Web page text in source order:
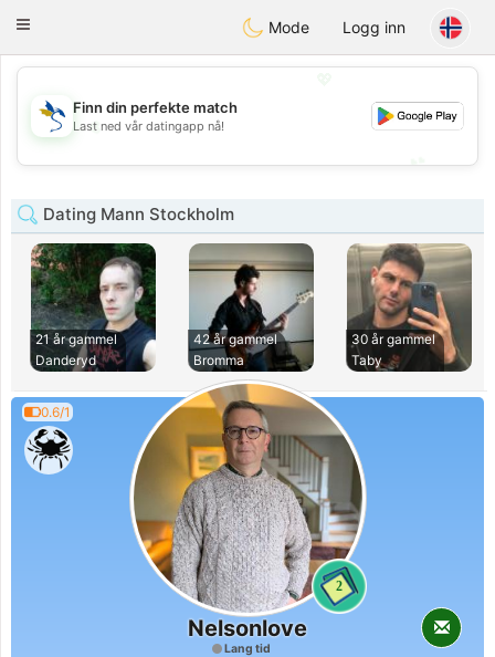
SvenskaDating
Toggle
Mode Logg inn
💖
💕
Finn din perfekte match
Last ned vår datingapp nå!
Dating Mann Stockholm
21 år gammel
Danderyd
42 år gammel
Bromma
30 år gammel
Taby
0.6/1
2
Nelsonlove
Lang tid